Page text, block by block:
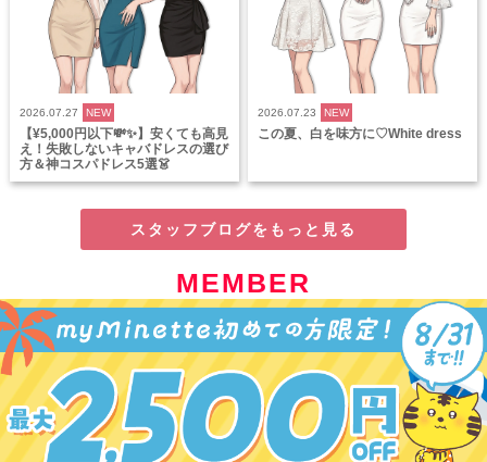
2026.07.27 NEW
【¥5,000円以下💸✨】安くても高見
え！失敗しないキャバドレスの選び
方＆神コスパドレス5選👗
2026.07.23 NEW
この夏、白を味方に♡White dress
スタッフブログをもっと見る
MEMBER